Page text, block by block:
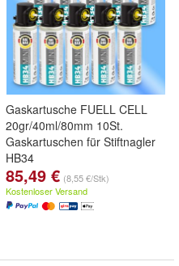
Gaskartusche FUELL CELL
20gr/40ml/80mm 10St.
Gaskartuschen für Stiftnagler
HB34
85,49 € (8,55 €/Stk)
Kostenloser Versand